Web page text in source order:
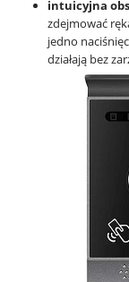
intuicyjna
zdejmować
jedno
działają bez